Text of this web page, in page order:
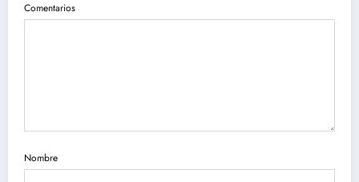
Comentarios
Nombre